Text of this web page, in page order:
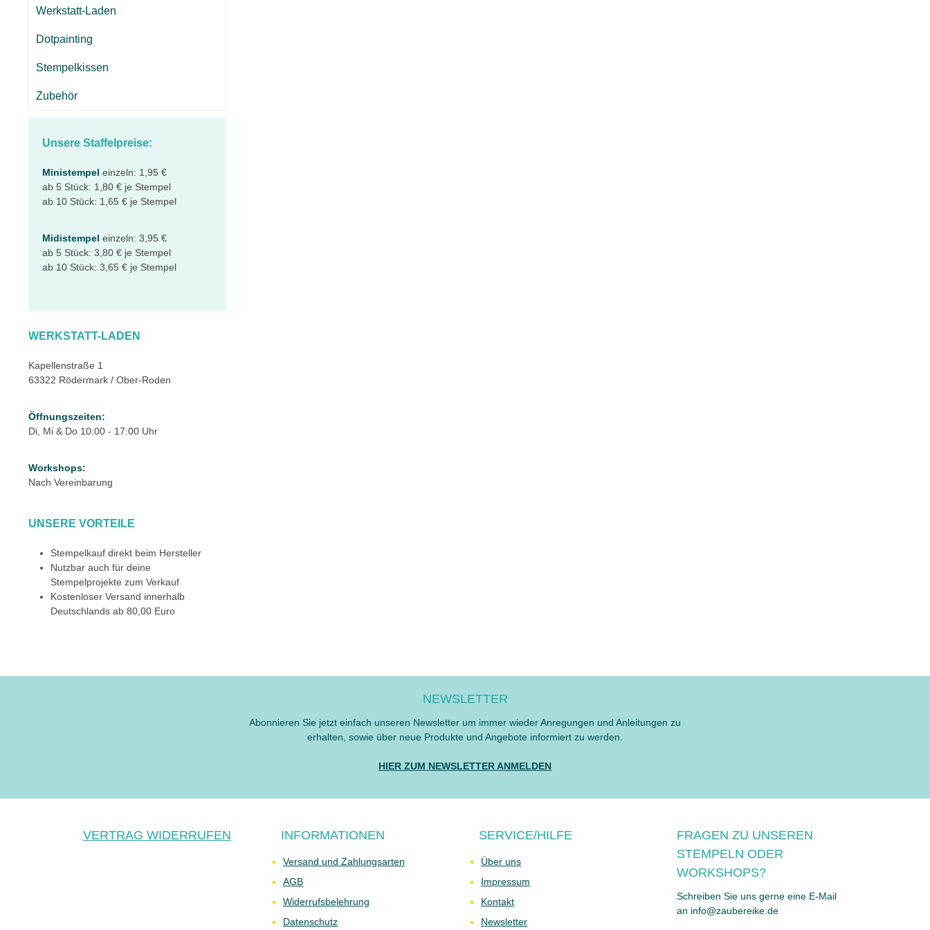
Werkstatt-Laden
Dotpainting
Stempelkissen
Zubehör
Unsere Staffelpreise:
Ministempel einzeln: 1,95 €
ab 5 Stück: 1,80 € je Stempel
ab 10 Stück: 1,65 € je Stempel
Midistempel einzeln: 3,95 €
ab 5 Stück: 3,80 € je Stempel
ab 10 Stück: 3,65 € je Stempel
WERKSTATT-LADEN
Kapellenstraße 1
63322 Rödermark / Ober-Roden
Öffnungszeiten:
Di, Mi & Do 10:00 - 17:00 Uhr
Workshops:
Nach Vereinbarung
UNSERE VORTEILE
Stempelkauf direkt beim Hersteller
Nutzbar auch für deine
Stempelprojekte zum Verkauf
Kostenloser Versand innerhalb
Deutschlands ab 80,00 Euro
NEWSLETTER
Abonnieren Sie jetzt einfach unseren Newsletter um immer wieder Anregungen und Anleitungen zu
erhalten, sowie über neue Produkte und Angebote informiert zu werden.
HIER ZUM NEWSLETTER ANMELDEN
FRAGEN ZU UNSEREN
STEMPELN ODER
WORKSHOPS?
Schreiben Sie uns gerne eine E-Mail
an info@zaubereike.de
VERTRAG WIDERRUFEN INFORMATIONEN
Versand und Zahlungsarten
AGB
Widerrufsbelehrung
Datenschutz
SERVICE/HILFE
Über uns
Impressum
Kontakt
Newsletter